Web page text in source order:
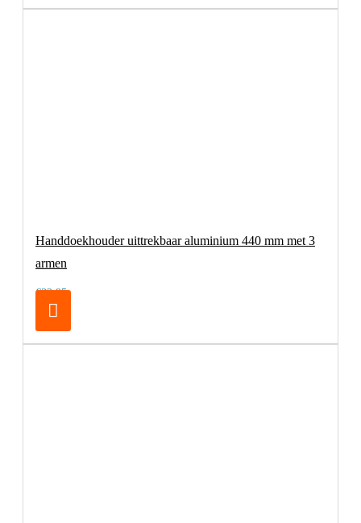
Handdoekhouder uittrekbaar aluminium 440 mm met 3
armen
€32,95